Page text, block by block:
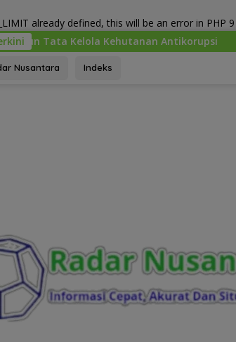
already defined, this will be an error in PHP
Antikorupsi “Torang Sehat
Nusantara Indeks